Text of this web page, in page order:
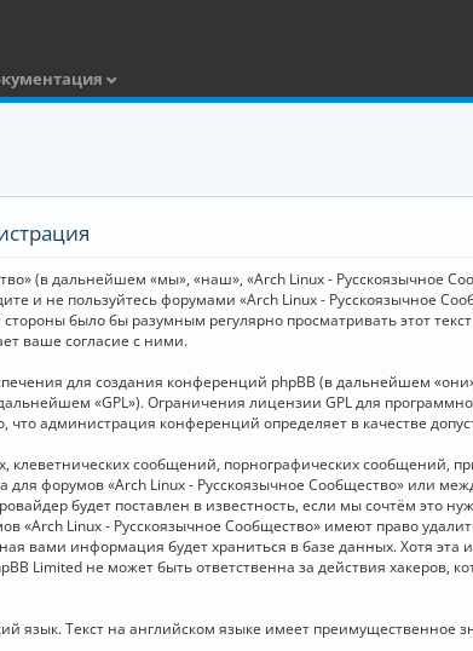
(в дальнейшем «мы», «наш», «Arch Linux - Русскоязычное
и не пользуйтесь форумами «Arch Linux - Русскоязычное
было бы разумным регулярно просматривать этот
ваше согласие с ними.
для создания конференций phpBB (в дальнейшем
«GPL»). Ограничения лицензии GPL для
что администрация конференций определяет в качестве
сообщений, порнографических сообщений,
для форумов «Arch Linux - Русскоязычное Сообщество» или
будет поставлен в известность, если мы сочтём это
«Arch Linux - Русскоязычное Сообщество» имеют право
вами информация будет храниться в базе данных. Хотя
Limited не может быть ответственна за действия хакеров,
язык. Текст на английском языке имеет преимущественное